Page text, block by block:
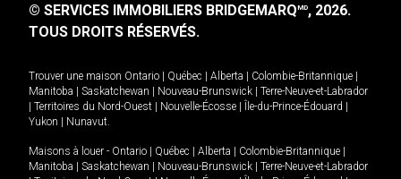
© SERVICES IMMOBILIERS BRIDGEMARQMD, 2026.
TOUS DROITS RÉSERVÉS.
Trouver une maison Ontario Québec Alberta Colombie-Britannique
Manitoba
Saskatchewan Nouveau-Brunswick
Terre-Neuve-et-Labrador
Territoires du Nord-Ouest Nouvelle-Écosse Île-du-Prince-Édouard
Yukon
Nunavut.
Maisons à louer - Ontario Québec Alberta Colombie-Britannique
Manitoba
Saskatchewan Nouveau-Brunswick
Terre-Neuve-et-Labrador